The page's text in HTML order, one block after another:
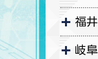
福井
岐阜